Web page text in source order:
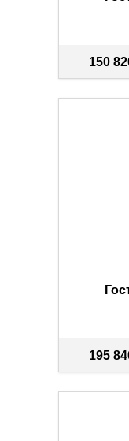
150
195